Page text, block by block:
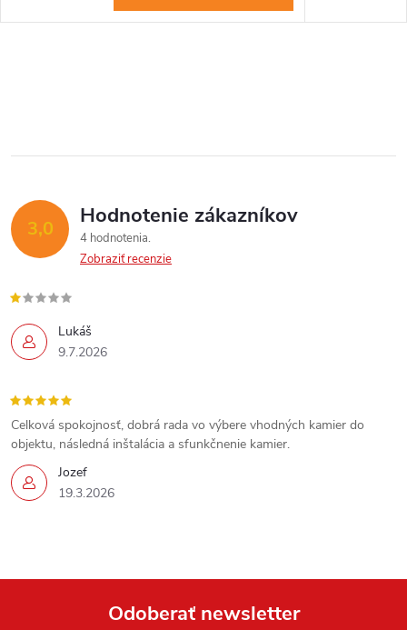
3,0 Hodnotenie zákazníkov
4 hodnotenia
Zobraziť recenzie
Lukáš
9.7.2026
Jozef
19.3.2026
Celková spokojnosť, dobrá rada vo výbere vhodných kamier do
objektu, následná inštalácia a sfunkčnenie kamier.
Odoberať newsletter